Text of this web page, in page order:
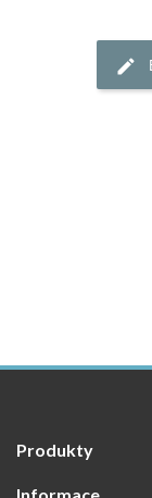
Produkty